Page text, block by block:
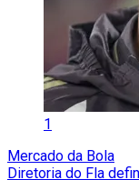
1
Mercado da Bola
Diretoria do Fla